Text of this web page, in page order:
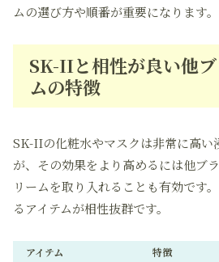
ムの選び方や順番が重要になります。
SK-IIと相性が良い他
ムの特徴
SK-IIの化粧水やマスクは非常に高い
が、その効果をより高めるには他ブ
リームを取り入れることも有効です
るアイテムが相性抜群です。
アイテム 特徴